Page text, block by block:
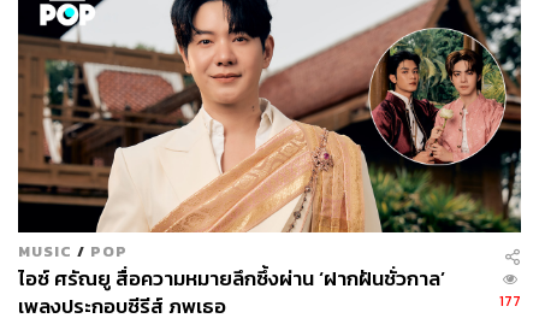
หมุดหมายสำคัญของการยกระดับวงการฮิปฮอปของเมือง
ไทยให้เติบโตและแข็งแรงอย่างที่เห็นและเป็นอยู่ในปัจจุบัน
โดยหลังจากประกาศสิ้นสุดTHE WAR IS ON,TWIO (The
War is Over)ไว้ที่ซีซัน 4 เหล่า ‘RINCREW’ (นามเรียกขาน
ทีมงานสร้างสรรค์RAP IS NOW) ได้ต่อยอดรายการไปใน
ระดับเมนสตรีมมากขึ้นผ่านรายการTHE RAPPERซีซัน 1-
4 สร้างและออกอากาศทางช่อง Workpoint 23
MUSIC / POP
ไอซ์ ศรัณยู สื่อความหมายลึกซึ้งผ่าน ‘ฝากฝันชั่วกาล’
เพลงประกอบซีรีส์ ภพเธอ
177